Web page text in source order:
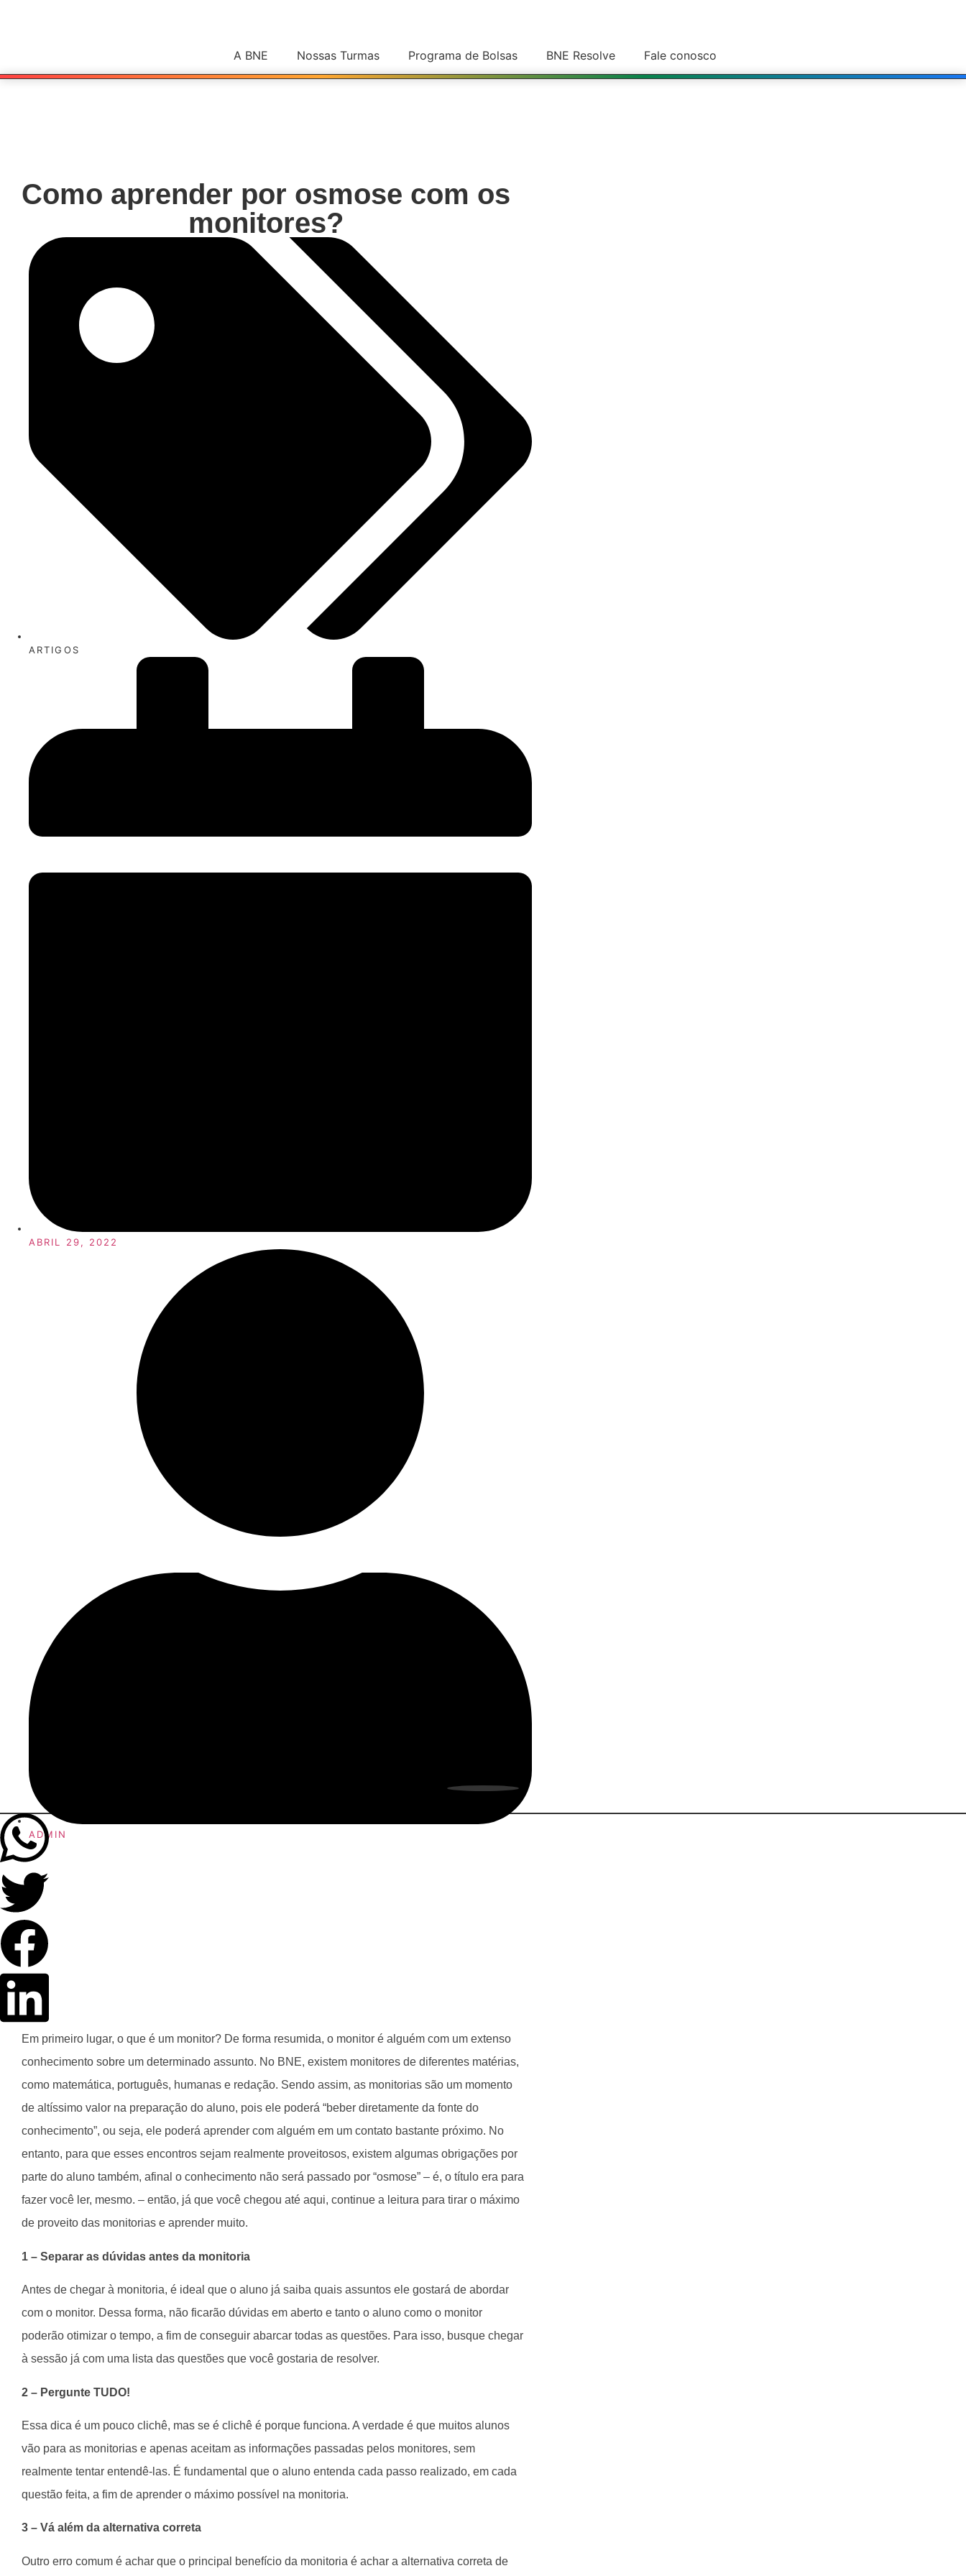
A BNE Nossas Turmas Programa de Bolsas BNE Resolve Fale conosco
Como aprender por osmose com os
monitores?
ARTIGOS
ABRIL 29, 2022
ADMIN
Em primeiro lugar, o que é um monitor? De forma resumida, o monitor é alguém com um extenso
conhecimento sobre um determinado assunto. No BNE, existem monitores de diferentes matérias,
como matemática, português, humanas e redação. Sendo assim, as monitorias são um momento
de altíssimo valor na preparação do aluno, pois ele poderá “beber diretamente da fonte do
conhecimento”, ou seja, ele poderá aprender com alguém em um contato bastante próximo. No
entanto, para que esses encontros sejam realmente proveitosos, existem algumas obrigações por
parte do aluno também, afinal o conhecimento não será passado por “osmose” – é, o título era para
fazer você ler, mesmo. – então, já que você chegou até aqui, continue a leitura para tirar o máximo
de proveito das monitorias e aprender muito.
1 – Separar as dúvidas antes da monitoria
Antes de chegar à monitoria, é ideal que o aluno já saiba quais assuntos ele gostará de abordar
com o monitor. Dessa forma, não ficarão dúvidas em aberto e tanto o aluno como o monitor
poderão otimizar o tempo, a fim de conseguir abarcar todas as questões. Para isso, busque chegar
à sessão já com uma lista das questões que você gostaria de resolver.
2 – Pergunte TUDO!
Essa dica é um pouco clichê, mas se é clichê é porque funciona. A verdade é que muitos alunos
vão para as monitorias e apenas aceitam as informações passadas pelos monitores, sem
realmente tentar entendê-las. É fundamental que o aluno entenda cada passo realizado, em cada
questão feita, a fim de aprender o máximo possível na monitoria.
3 – Vá além da alternativa correta
Outro erro comum é achar que o principal benefício da monitoria é achar a alternativa correta de